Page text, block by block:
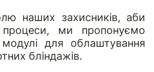
наших захисників, аби
процеси, ми пропонуємо
для облаштування
бліндажів.